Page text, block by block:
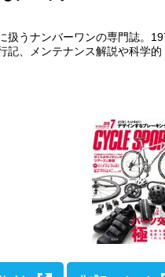
うナンバーワンの専門誌。
、メンテナンス解説や科学